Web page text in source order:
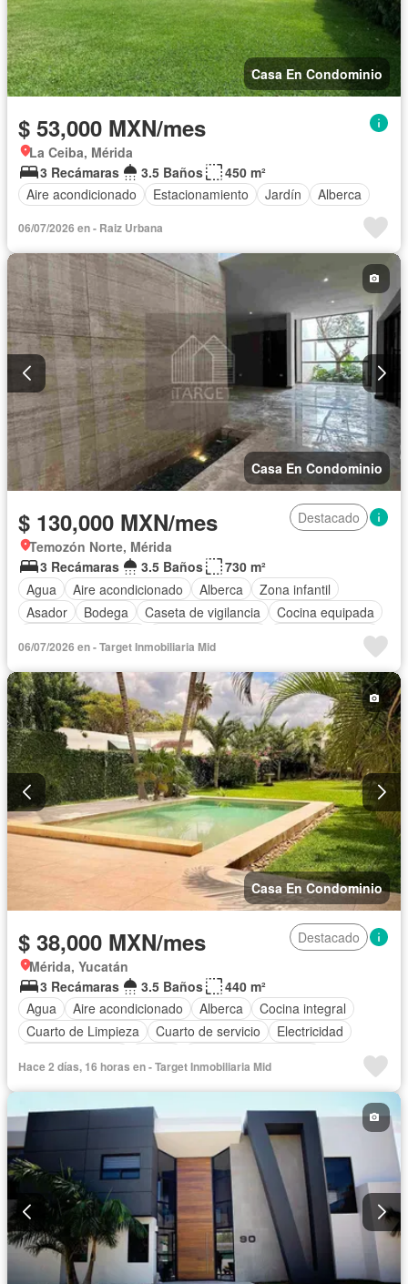
Casa En Condominio
$ 53,000 MXN/mes
La Ceiba, Mérida
3 Recámaras
3.5 Baños
450 m²
Aire acondicionado
Estacionamiento Jardín Alberca
06/07/2026 en - Raiz Urbana
Casa En Condominio
$ 130,000 MXN/mes
Destacado
Temozón Norte, Mérida
3 Recámaras
3.5 Baños
730 m²
Agua
Aire acondicionado Alberca
Zona infantil
Asador
Bodega Caseta de vigilancia
Cocina equipada
Estacionamiento
Jardín
Recámara con closet
Terraza
Completamente amueblado
06/07/2026 en - Target Inmobiliaria Mid
Casa En Condominio
$ 38,000 MXN/mes
Destacado
Mérida, Yucatán
3 Recámaras
3.5 Baños
440 m²
Agua
Aire acondicionado Alberca
Cocina integral
Cuarto de Limpieza
Cuarto de servicio
Electricidad
Seguridad
Terraza Zonas verdes
Permite mascotas
Hace 2 días, 16 horas en - Target Inmobiliaria Mid